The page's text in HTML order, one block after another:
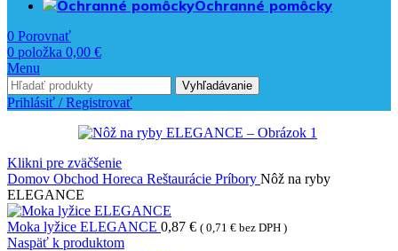
Ochranné pomôcky
0 Porovnať
0 položka 0,00 €
Menu
Vyhľadávanie
Prihlásiť / Registrovať
Klikni pre zväčšenie
Domov Obchod Horeca Reštaurácie Príbory Nôž na ryby
ELEGANCE
Moka lyžice ELEGANCE 0,87 € ( 0,71 € bez DPH )
Naspäť k produktom